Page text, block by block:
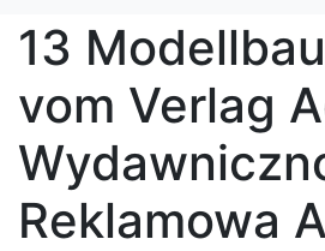
13
vom Verlag
Reklamowa